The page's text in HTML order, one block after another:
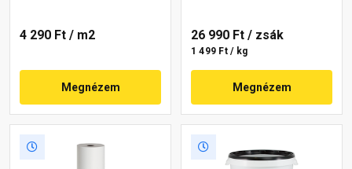
4 290 Ft / m2
Megnézem
26 990 Ft / zsák
1 499 Ft / kg
Megnézem